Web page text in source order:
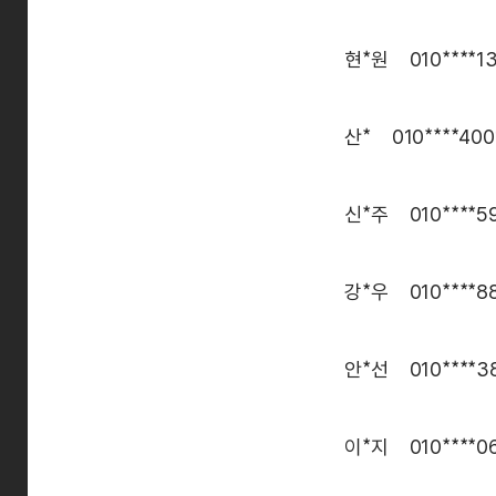
현*원
산*
신*주
강*우
안*선
이*지